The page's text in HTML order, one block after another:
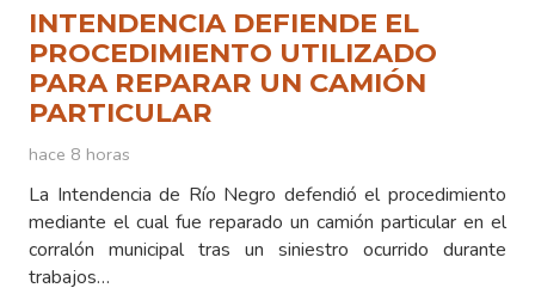
INTENDENCIA DEFIENDE EL
PROCEDIMIENTO UTILIZADO
PARA REPARAR UN CAMIÓN
PARTICULAR
hace 8 horas
La Intendencia de Río Negro defendió el procedimiento
mediante el cual fue reparado un camión particular en el
corralón municipal tras un siniestro ocurrido durante
trabajos…